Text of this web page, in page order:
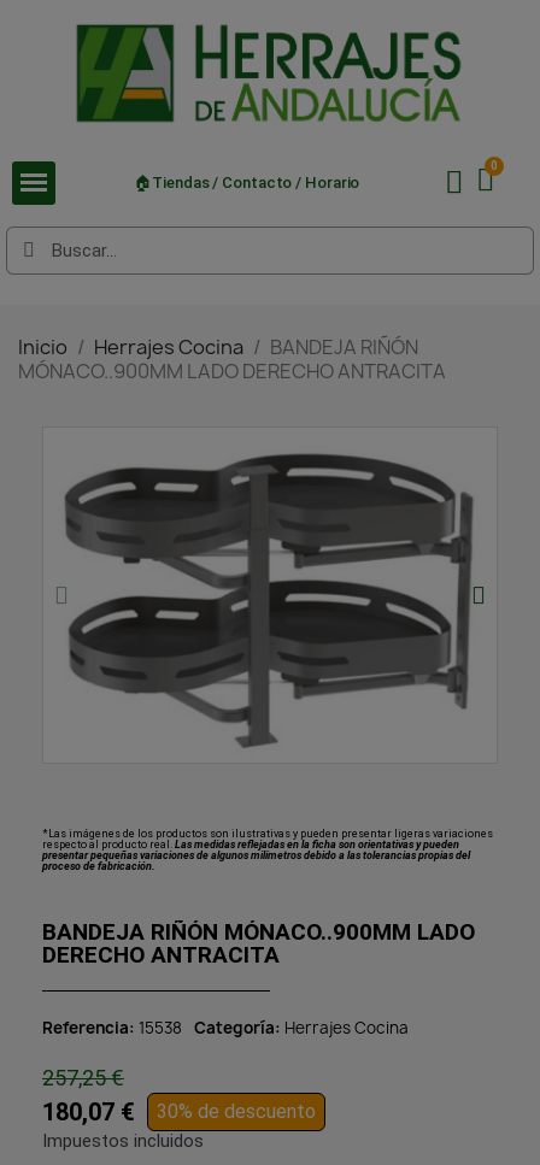
🏠Tiendas / Contacto / Horario
Inicio Herrajes Cocina
BANDEJA RIÑÓN
MÓNACO..900MM LADO DERECHO ANTRACITA
*Las imágenes de los productos son ilustrativas y pueden presentar ligeras variaciones
respecto al producto real. Las medidas reflejadas en la ficha son orientativas y pueden
presentar pequeñas variaciones de algunos milímetros debido a las tolerancias propias del
proceso de fabricación.
BANDEJA RIÑÓN MÓNACO..900MM LADO
DERECHO ANTRACITA
Referencia 15538 Categoría Herrajes Cocina
257,25 €
180,07 € 30% de descuento
Impuestos incluidos